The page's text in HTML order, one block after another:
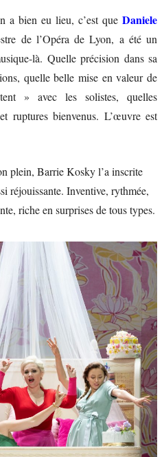
a bien eu lieu, c’est que Daniele
de l’Opéra de Lyon, a été un
là. Quelle précision dans sa
quelle belle mise en valeur de
» avec les solistes, quelles
ruptures bienvenus. L’œuvre est
plein, Barrie Kosky l’a inscrite
réjouissante. Inventive, rythmée,
riche en surprises de tous types.